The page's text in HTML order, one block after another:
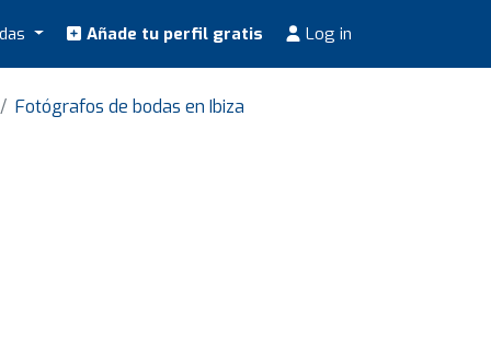
Añade tu perfil gratis Log in
Fotógrafos de bodas en Ibiza